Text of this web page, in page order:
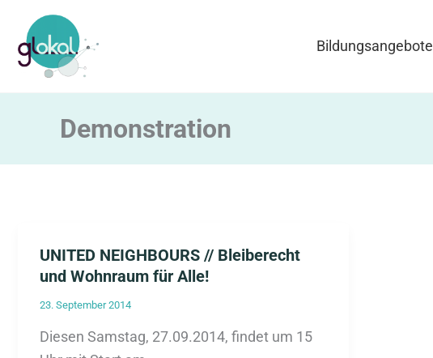
Inhalt
springen
Bildungsangebote
Demonstration
UNITED NEIGHBOURS // Bleiberecht
und Wohnraum für Alle!
23. September 2014
Diesen Samstag, 27.09.2014, findet um 15